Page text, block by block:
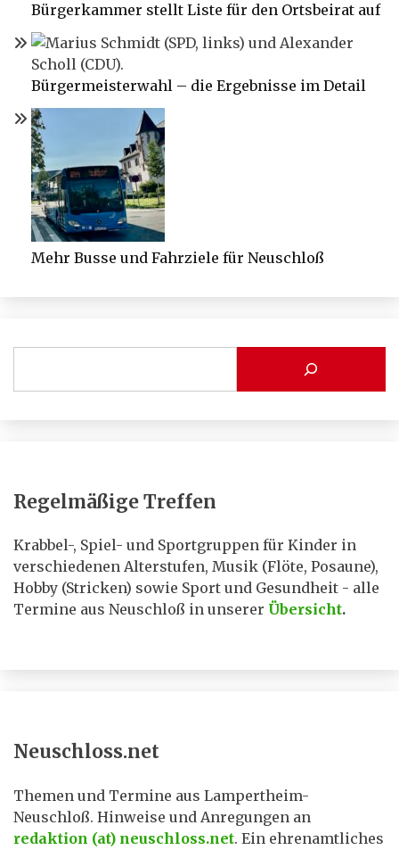
Bürgerkammer stellt Liste für den Ortsbeirat auf
Bürgermeisterwahl – die Ergebnisse im Detail
Mehr Busse und Fahrziele für Neuschloß
Regelmäßige Treffen
Krabbel-, Spiel- und Sportgruppen für Kinder in
verschiedenen Alterstufen, Musik (Flöte, Posaune),
Hobby (Stricken) sowie Sport und Gesundheit - alle
Termine aus Neuschloß in unserer Übersicht.
Neuschloss.net
Themen und Termine aus Lampertheim-
Neuschloß. Hinweise und Anregungen an
redaktion (at) neuschloss.net. Ein ehrenamtliches